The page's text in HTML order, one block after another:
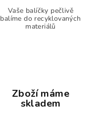
Vaše balíčky pečlivě
balíme do recyklovaných
materiálů
Zboží máme
skladem